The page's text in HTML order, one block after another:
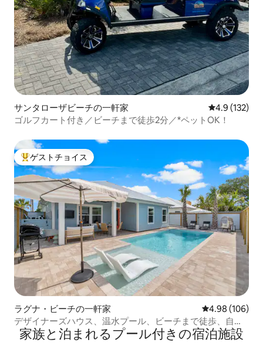
サンタローザビーチの一軒家 レビュー132
4.9 (132)
ゴルフカート付き／ビーチまで徒歩2分／*ペットOK！
大好評のゲストチョイスです。
ゲストチョイス
ラグナ・ビーチの一軒家 レビュー106
4.98 (106)
デザイナーズハウス、温水プール、ビーチまで徒歩、自転
車
家族と泊まれるプール付きの宿泊施設